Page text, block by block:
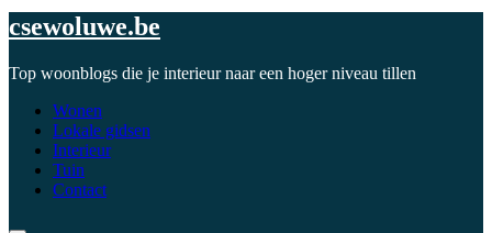
csewoluwe.be
Top woonblogs die je interieur naar een hoger niveau tillen
Wonen
Lokale gidsen
Interieur
Tuin
Contact